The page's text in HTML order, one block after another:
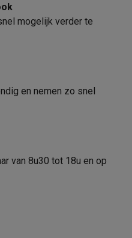
mogelijk verder te
en nemen zo snel
van 8u30 tot 18u en op